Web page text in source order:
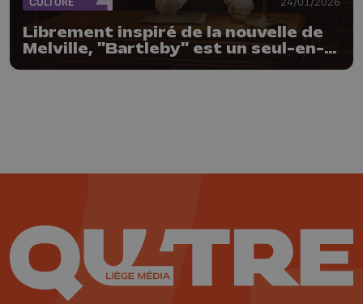
Librement inspiré de la nouvelle de
Melville, "Bartleby" est un seul-en-